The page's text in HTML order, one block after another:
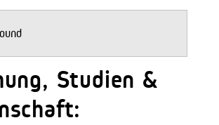
Studien &